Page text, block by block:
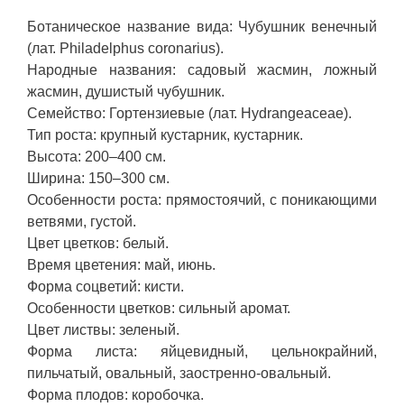
Ботаническое название вида: Чубушник венечный
(лат. Philadelphus coronarius).
Народные названия: садовый жасмин, ложный
жасмин, душистый чубушник.
Семейство: Гортензиевые (лат. Hydrangeaceae).
Тип роста: крупный кустарник, кустарник.
Высота: 200–400 см.
Ширина: 150–300 см.
Особенности роста: прямостоячий, с поникающими
ветвями, густой.
Цвет цветков: белый.
Время цветения: май, июнь.
Форма соцветий: кисти.
Особенности цветков: сильный аромат.
Цвет листвы: зеленый.
Форма листа: яйцевидный, цельнокрайний,
пильчатый, овальный, заостренно-овальный.
Форма плодов: коробочка.